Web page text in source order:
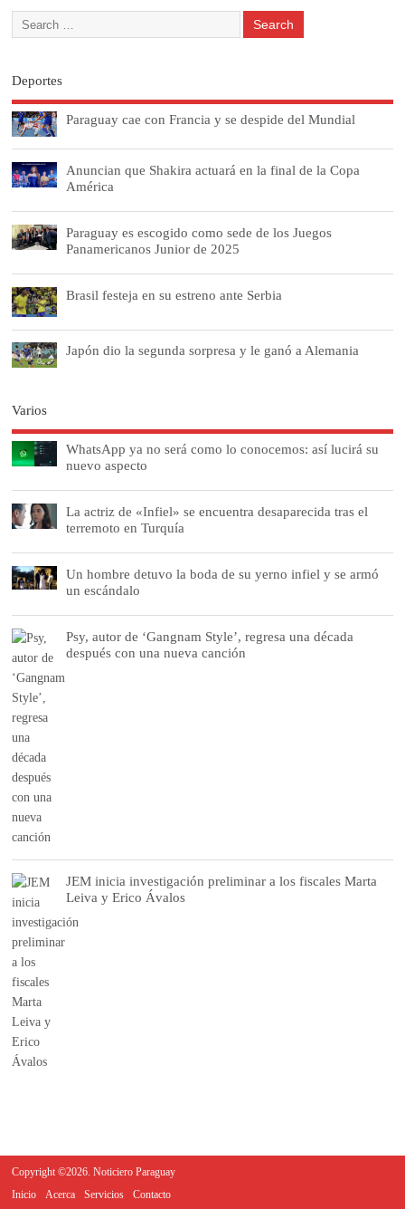
Deportes
Paraguay cae con Francia y se despide del Mundial
Anuncian que Shakira actuará en la final de la Copa
América
Paraguay es escogido como sede de los Juegos
Panamericanos Junior de 2025
Brasil festeja en su estreno ante Serbia
Japón dio la segunda sorpresa y le ganó a Alemania
Varios
WhatsApp ya no será como lo conocemos: así lucirá su
nuevo aspecto
La actriz de «Infiel» se encuentra desaparecida tras el
terremoto en Turquía
Un hombre detuvo la boda de su yerno infiel y se armó
un escándalo
Psy, autor de ‘Gangnam Style’, regresa una década
después con una nueva canción
JEM inicia investigación preliminar a los fiscales Marta
Leiva y Erico Ávalos
Copyright ©2026. Noticiero Paraguay
Inicio
Acerca Servicios Contacto